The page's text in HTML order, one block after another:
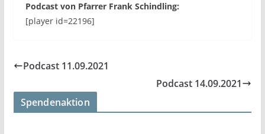
Podcast von Pfarrer Frank Schindling:
[player id=22196]
Podcast 11.09.2021
Podcast 14.09.2021
Spendenaktion